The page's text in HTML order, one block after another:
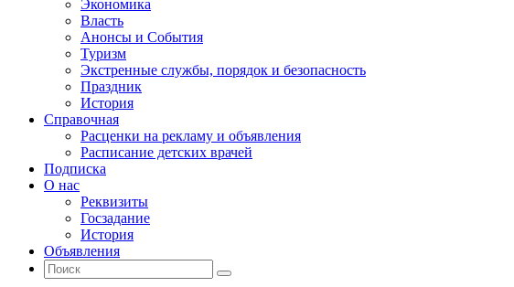
Экономика
Власть
Анонсы и События
Туризм
Экстренные службы, порядок и безопасность
Праздник
История
Справочная
Расценки на рекламу и объявления
Расписание детских врачей
Подписка
О нас
Реквизиты
Госзадание
История
Объявления
Поиск
Искать:
Поиск